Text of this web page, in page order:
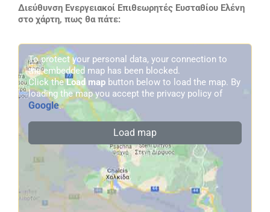
Διεύθυνση Ενεργειακοί Επιθεωρητές Ευσταθίου Ελένη
στο χάρτη, πως θα πάτε:
To protect your personal data, your connection to
the embedded map has been blocked.
Click theLoad map button below to load the map. By
loading the map you accept the privacy policy of
Google.
Load map